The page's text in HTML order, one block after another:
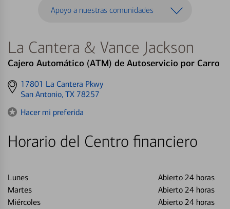
Apoyo a nuestras comunidades
La Cantera & Vance Jackson
Cajero Automático (ATM) de Autoservicio por Carro
Get
directions
17801 La Cantera Pkwy
San Antonio, TX 78257
Hacer mi preferida
Horario del Centro financiero
Lunes
Abierto 24 horas
Martes
Abierto 24 horas
Miércoles
Abierto 24 horas